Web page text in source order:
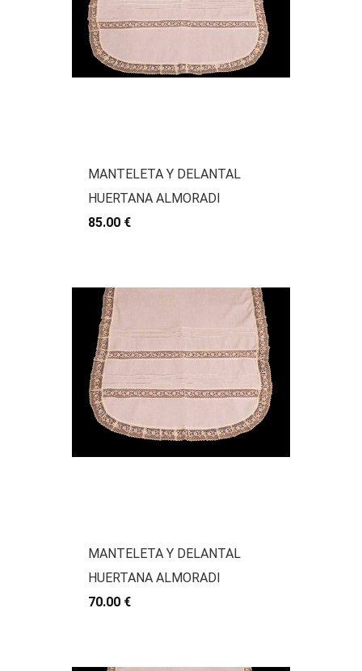
MANTELETA Y DELANTAL
HUERTANA ALMORADI
85.00 €
MANTELETA Y DELANTAL
HUERTANA ALMORADI
70.00 €